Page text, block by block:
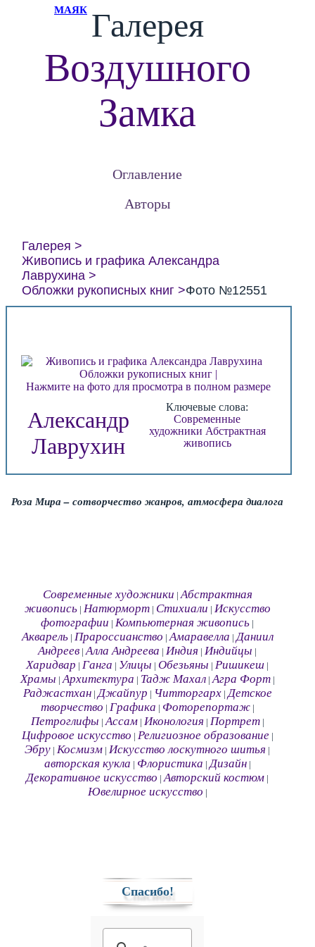
МАЯК Галерея
Воздушного
Замка
Оглавление
Авторы
Галерея
Живопись и графика Александра
Лаврухина
Обложки рукописных книг
Фото №12551
Нажмите на фото для просмотра в полном размере
Александр
Лаврухин
Ключевые слова:
Современные
художники Абстрактная
живопись
Роза Мира – сотворчество жанров, атмосфера диалога
Современные художники |Абстрактная
живопись| Натюрморт| Стихиали Искусство
фотографии |Компьютерная живопись
Акварель| Прароссианство |Амаравелла |Даниил
Андреев |Алла Андреева |Индия |Индийцы
Харидвар |Ганга Улицы |Обезьяны |Ришикеш
Храмы |Архитектура Тадж Махал|Агра Форт|
Раджастхан|Джайпур Читторгарх|Детское
творчество Графика Фоторепортаж|
Петроглифы |Ассам| Иконология Портрет|
Цифровое искусство Религиозное образование|
Эбру |Космизм |Искусство лоскутного шитья
авторская кукла Флористика |Дизайн|
Декоративное искусство |Авторский костюм
Ювелирное искусство
Спасибо!